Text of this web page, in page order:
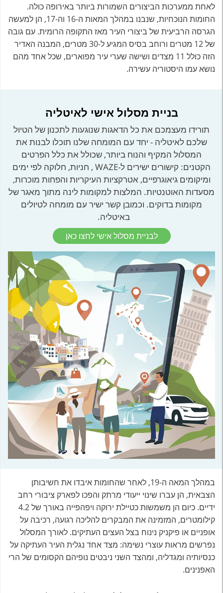
לאחת ממערכות הביצורים השמורות ביותר באירופה כולה.
החומות הנוכחיות, שנבנו במהלך המאות ה-16 וה-17, הן למעשה
הגרסה הרביעית של ביצורי העיר מאז התקופה הרומית. עם גובה
של 12 מטרים ורוחב בסיס המגיע ל-30 מטרים, המבנה האדיר
הזה כולל 11 מצדים ושישה שערי עיר מפוארים, שכל אחד מהם
נושא עמו היסטוריה עשירה.
בניית מסלול אישי לאיטליה
תורידו מעצמכם את כל הדאגות שנוגעות לתכנון של הטיול
שלכם לאיטליה - יחד עם המומחה שלנו תוכלו לבנות את
המסלול המקיף והנוח ביותר, שכולל את כלל הפרטים
הקטנים: קישורים ישירים ל-WAZE , חניות, חלוקה לפי ימים
ומיקומים גיאוגרפיים, אטרקציות העיקריות והפחות מוכרות,
מסעדות האוטנטיות. המלצות למקומות לינה מתוך מאגר של
מקומות בדוקים. וכמובן קשר ישיר עם מומחה לטיולים
באיטליה.
לבניית מסלול אישי לחצו כאן
במהלך המאה ה-19, לאחר שהחומות איבדו את חשיבותן
הצבאית, הן עברו שינוי ייעודי מרתק והפכו לפארק ציבורי רחב
ידיים. כיום הן משמשות כטיילת ירוקה ויפהפייה באורך של 4.2
קילומטרים, המזמינה את המבקרים להליכה רגועה, רכיבה על
אופניים או פיקניק נינוח בצל העצים העתיקים. לאורך המסלול
נפרשים מראות עוצרי נשימה: מצד אחד נגלית העיר העתיקה על
כנסיותיה ומגדליה, ומהצד השני ניבטים נופיהם הקסומים של הרי
האפנינים.